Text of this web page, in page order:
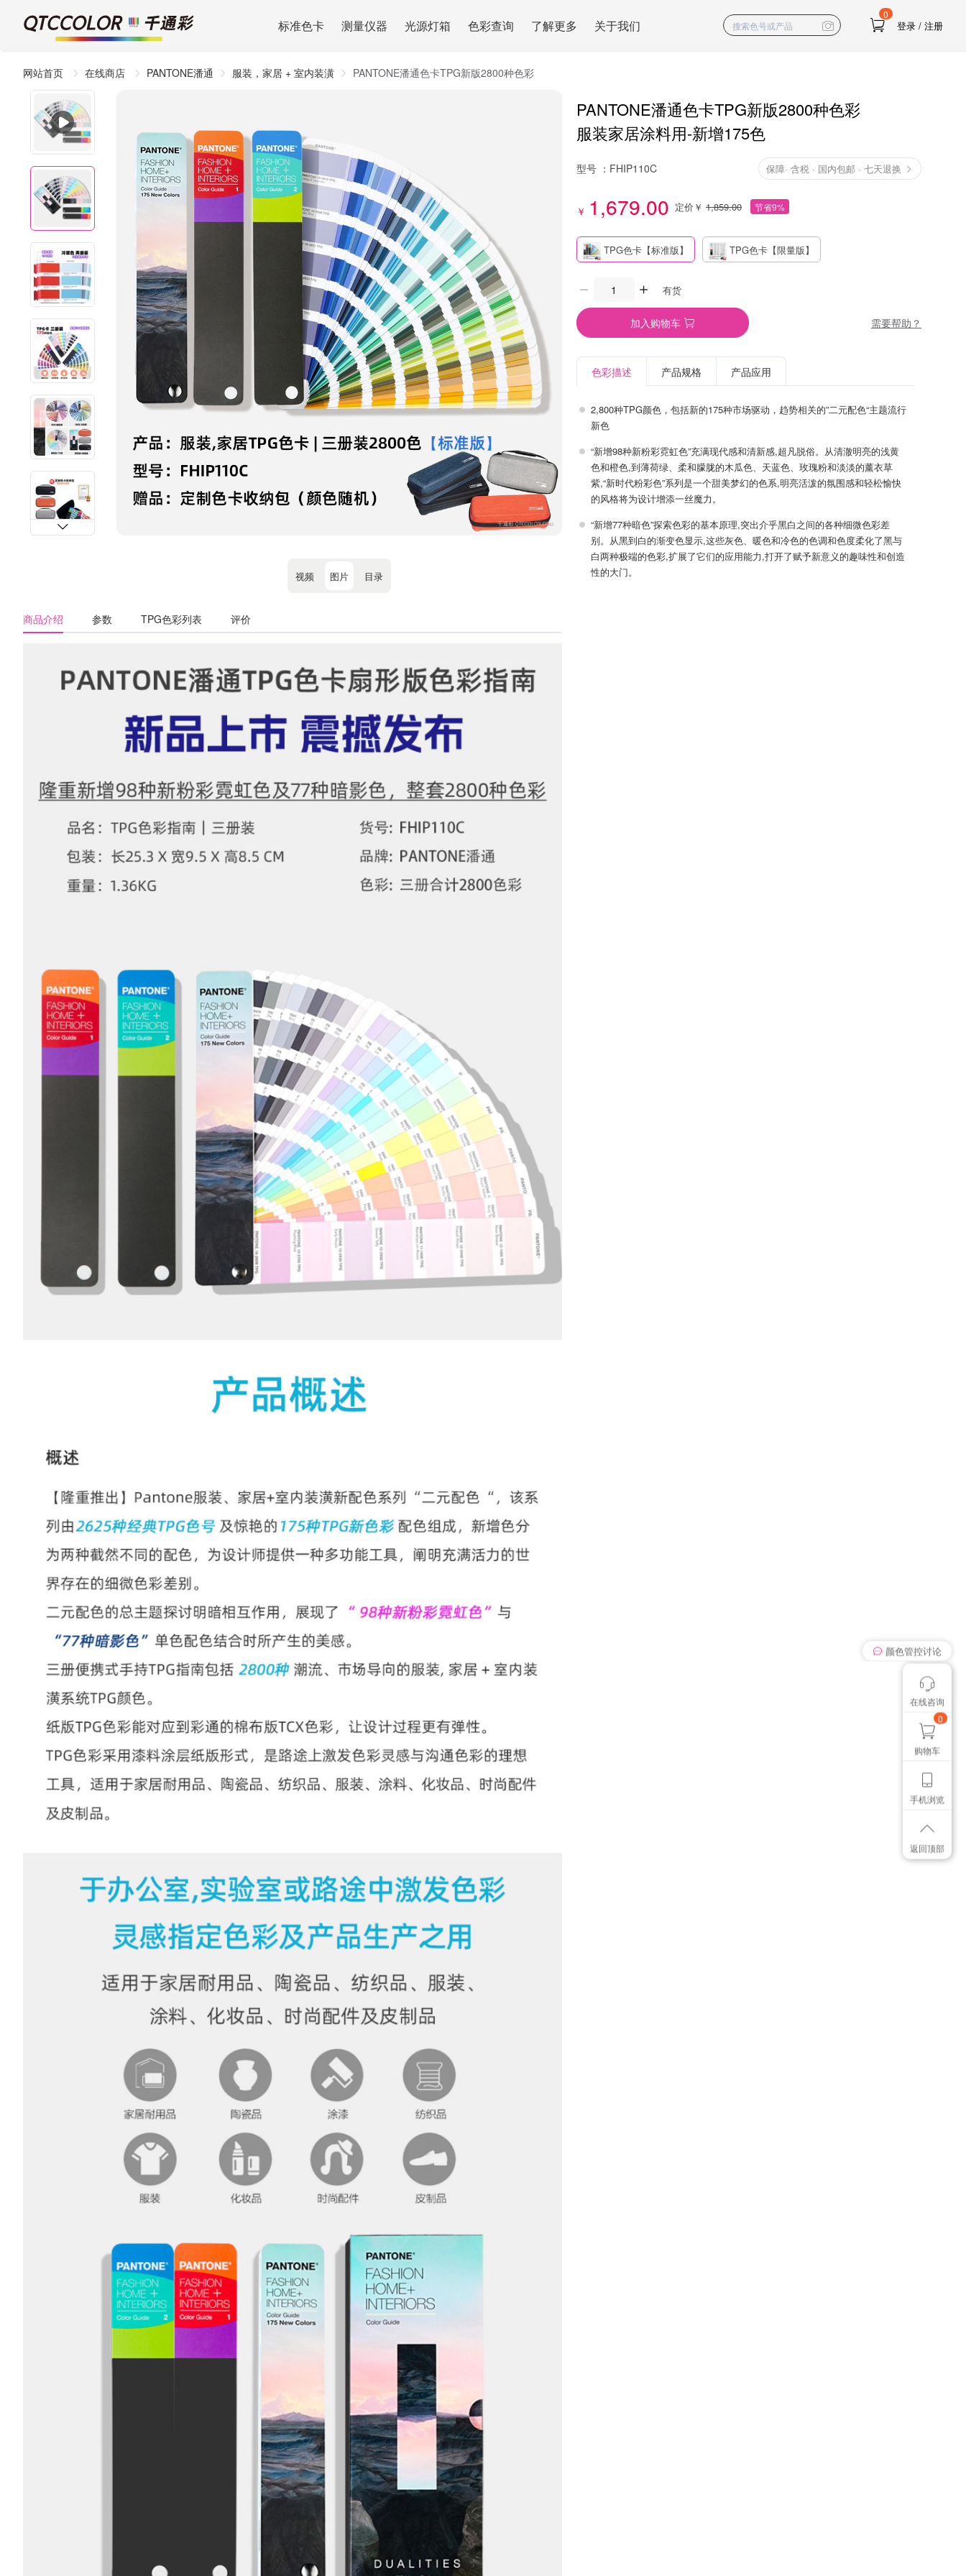
标准色卡 测量仪器 光源灯箱 色彩查询 了解更多 关于我们
0
登录 / 注册
网站首页 在线商店 PANTONE潘通 服装，家居 + 室内装潢 PANTONE潘通色卡TPG新版2800种色彩
视频 图片 目录
商品介绍 参数 TPG色彩列表 评价
PANTONE潘通色卡TPG新版2800种色彩
服装家居涂料用-新增175色
型号 ： FHIP110C 保障· 含税 · 国内包邮 · 七天退换
￥ 1,679.00 定价￥ 1,859.00 节省9%
TPG色卡【标准版】 TPG色卡【限量版】
有货
加入购物车 需要帮助？
色彩描述 产品规格 产品应用
2,800种TPG颜色，包括新的175种市场驱动，趋势相关的”二元配色“主题流行
新色
“新增98种新粉彩霓虹色”充满现代感和清新感,超凡脱俗。从清澈明亮的浅黄
色和橙色,到薄荷绿、柔和朦胧的木瓜色、天蓝色、玫瑰粉和淡淡的薰衣草
紫,“新时代粉彩色”系列是一个甜美梦幻的色系,明亮活泼的氛围感和轻松愉快
的风格将为设计增添一丝魔力。
“新增77种暗色”探索色彩的基本原理,突出介乎黑白之间的各种细微色彩差
别。从黑到白的渐变色显示,这些灰色、暖色和冷色的色调和色度柔化了黑与
白两种极端的色彩,扩展了它们的应用能力,打开了赋予新意义的趣味性和创造
性的大门。
想找个色卡
颜色管控讨论
在线咨询
0
购物车
手机浏览
返回顶部